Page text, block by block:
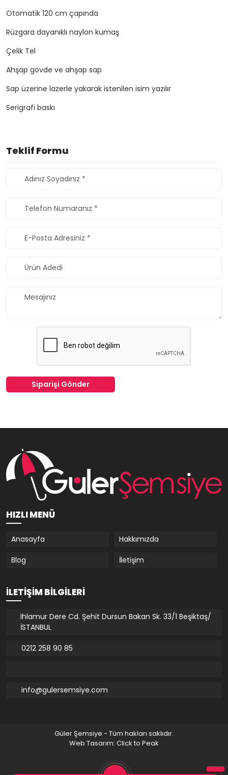
Otomatik 120 cm çapında
Rüzgara dayanıklı naylon kumaş
Çelik Tel
Ahşap gövde ve ahşap sap
Sap üzerine lazerle yakarak istenilen isim yazılır
Serigrafi baskı
Teklif Formu
Siparişi Gönder
HIZLI MENÜ
Anasayfa Hakkımızda
Blog İletişim
İLETIŞIM BILGILERI
Ihlamur Dere Cd. Şehit Dursun Bakan Sk. 33/1 Beşiktaş/
İSTANBUL
0212 258 90 85
info@gulersemsiye.com
Güler Şemsiye - Tüm hakları saklıdır.
Web Tasarım: Click to Peak